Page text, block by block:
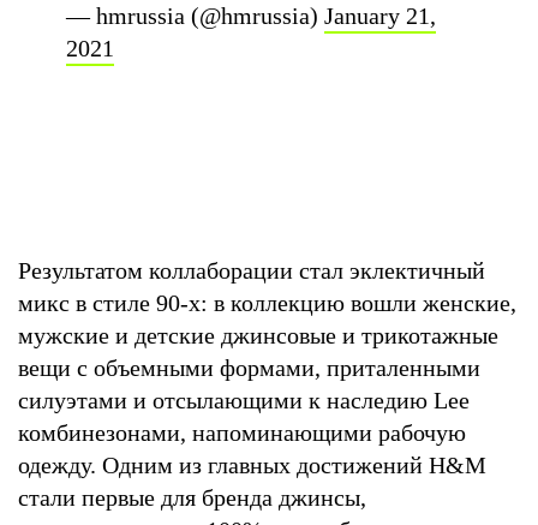
— hmrussia (@hmrussia) January 21,
2021
Результатом коллаборации стал эклектичный
микс в стиле 90-х: в коллекцию вошли женские,
мужские и детские джинсовые и трикотажные
вещи с объемными формами, приталенными
силуэтами и отсылающими к наследию Lee
комбинезонами, напоминающими рабочую
одежду. Одним из главных достижений H&M
стали первые для бренда джинсы,